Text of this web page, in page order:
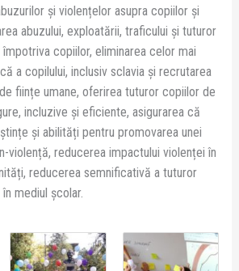
și violențelor asupra copiilor și
abuzului, exploatării, traficului și tuturor
copiilor, eliminarea celor mai
a copilului, inclusiv sclavia și recrutarea
ființe umane, oferirea tuturor copiilor de
incluzive și eficiente, asigurarea că
și abilități pentru promovarea unei
violență, reducerea impactului violenței în
reducerea semnificativă a tuturor
mediul școlar.